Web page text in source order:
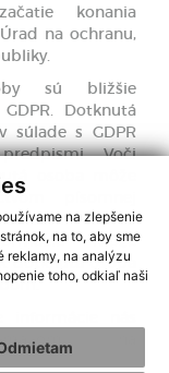
na zlepšenie
na to, aby sme
reklamy, na analýzu
toho, odkiaľ naši
konania
na ochranu,
sú bližšie
Dotknutá
súlade s GDPR
Voči
osoba môže
písomnej
Ak o to
môže
dotknutá osoba
mailom na